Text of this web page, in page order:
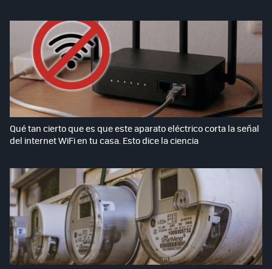
Qué tan cierto que es que este aparato eléctrico corta la señal
del internet WiFi en tu casa. Esto dice la ciencia